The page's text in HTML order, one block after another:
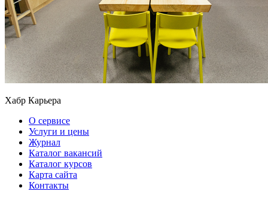
Хабр Карьера
О сервисе
Услуги и цены
Журнал
Каталог вакансий
Каталог курсов
Карта сайта
Контакты